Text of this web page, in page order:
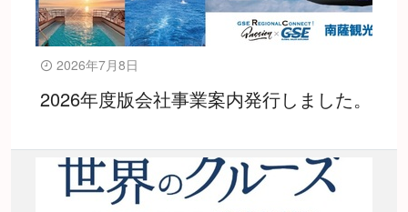
2026年7月8日
2026年度版会社事業案内発行しました。